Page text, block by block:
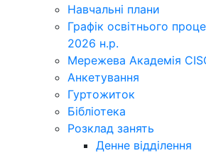
Навчальні плани
Графік освітнього
2026 н.р.
Мережева Академія
Анкетування
Гуртожиток
Бібліотека
Розклад занять
Денне відділення